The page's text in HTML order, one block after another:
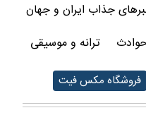
جذاب ایران و جهان
ترانه و موسیقی
فروشگاه مکس فیت